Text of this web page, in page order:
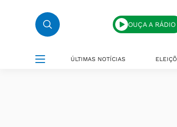
OUÇA A RÁDIO
ÚLTIMAS NOTÍCIAS